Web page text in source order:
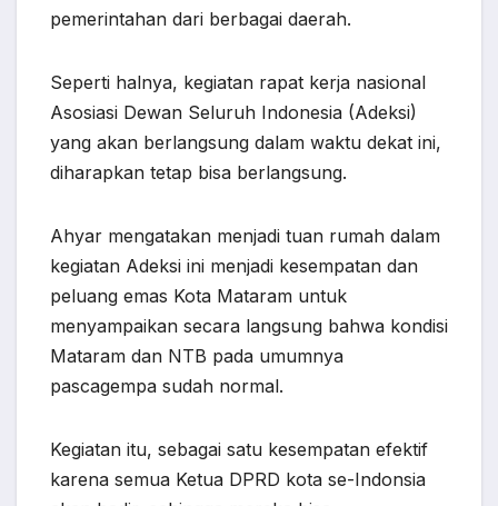
pemerintahan dari berbagai daerah.
Seperti halnya, kegiatan rapat kerja nasional
Asosiasi Dewan Seluruh Indonesia (Adeksi)
yang akan berlangsung dalam waktu dekat ini,
diharapkan tetap bisa berlangsung.
Ahyar mengatakan menjadi tuan rumah dalam
kegiatan Adeksi ini menjadi kesempatan dan
peluang emas Kota Mataram untuk
menyampaikan secara langsung bahwa kondisi
Mataram dan NTB pada umumnya
pascagempa sudah normal.
Kegiatan itu, sebagai satu kesempatan efektif
karena semua Ketua DPRD kota se-Indonsia